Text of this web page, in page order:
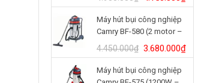
gốc
là:
4.900.000₫.
hiện
Máy hút bụi công nghiệp
Camry BF-580 (2 motor –
70L)
4.450.000₫ Giá
gốc
là:
3.680.000₫Giá
hiện
Máy hút bụi công nghiệp